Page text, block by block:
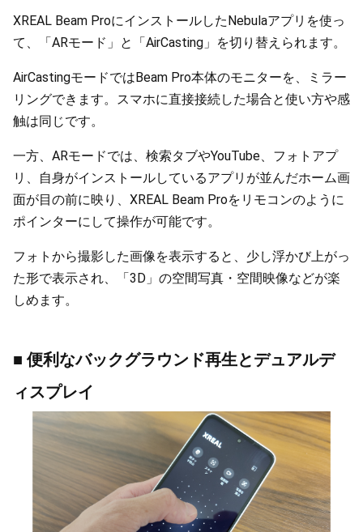
XREAL Beam ProにインストールしたNebulaアプリを使っ
て、「ARモード」と「AirCasting」を切り替えられます。
AirCastingモードではBeam Pro本体のモニターを、ミラー
リングできます。スマホに直接接続した場合と使い方や感
触は同じです。
一方、ARモードでは、検索タブやYouTube、フォトアプ
リ、自身がインストールしているアプリが並んだホーム画
面が目の前に映り、XREAL Beam Proをリモコンのように
ポインターにして操作が可能です。
フォトから撮影した画像を表示すると、少し浮かび上がっ
た形で表示され、「3D」の空間写真・空間映像などが楽
しめます。
■ 便利なバックグラウンド再生とデュアルデ
ィスプレイ